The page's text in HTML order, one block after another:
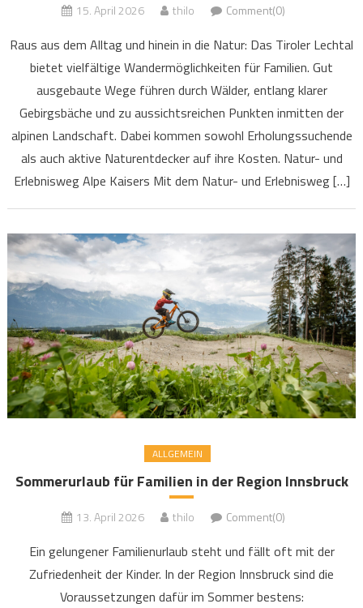
15. April 2026 thilo Comment(0)
Raus aus dem Alltag und hinein in die Natur: Das Tiroler Lechtal
bietet vielfältige Wandermöglichkeiten für Familien. Gut
ausgebaute Wege führen durch Wälder, entlang klarer
Gebirgsbäche und zu aussichtsreichen Punkten inmitten der
alpinen Landschaft. Dabei kommen sowohl Erholungssuchende
als auch aktive Naturentdecker auf ihre Kosten. Natur- und
Erlebnisweg Alpe Kaisers Mit dem Natur- und Erlebnisweg […]
ALLGEMEIN
Sommerurlaub für Familien in der Region Innsbruck
13. April 2026 thilo Comment(0)
Ein gelungener Familienurlaub steht und fällt oft mit der
Zufriedenheit der Kinder. In der Region Innsbruck sind die
Voraussetzungen dafür im Sommer bestens: